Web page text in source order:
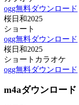
ogg無料ダウンロード
桜日和2025
ショート
ogg無料ダウンロード
桜日和2025
ショートカラオケ
ogg無料ダウンロード
m4aダウンロード